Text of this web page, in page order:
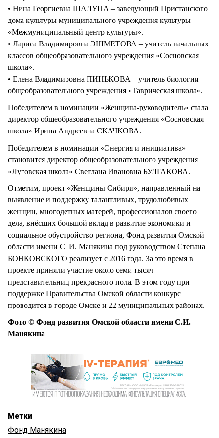
• Нина Георгиевна ШАЛУПА – заведующий Пристанского
дома культуры муниципального учреждения культуры
«Межмуниципальный центр культуры».
• Лариса Владимировна ЭШМЕТОВА – учитель начальных
классов общеобразовательного учреждения «Сосновская
школа».
• Елена Владимировна ПИНЬКОВА – учитель биологии
общеобразовательного учреждения «Таврическая школа».
Победителем в номинации «Женщина-руководитель» стала
директор общеобразовательного учреждения «Сосновская
школа» Ирина Андреевна СКАЧКОВА.
Победителем в номинации «Энергия и инициатива»
становится директор общеобразовательного учреждения
«Луговская школа» Светлана Ивановна БУЛГАКОВА.
Отметим, проект «Женщины Сибири», направленный на
выявление и поддержку талантливых, трудолюбивых
женщин, многодетных матерей, профессионалов своего
дела, внёсших большой вклад в развитие экономики и
социальное обустройство региона, Фонд развития Омской
области имени С. И. Манякина под руководством Степана
БОНКОВСКОГО реализует с 2016 года. За это время в
проекте приняли участие около семи тысяч
представительниц прекрасного пола. В этом году при
поддержке Правительства Омской области конкурс
проводится в городе Омске и 22 муниципальных районах.
Фото © Фонд развития Омской области имени С.И.
Манякина
Метки
Фонд Манякина